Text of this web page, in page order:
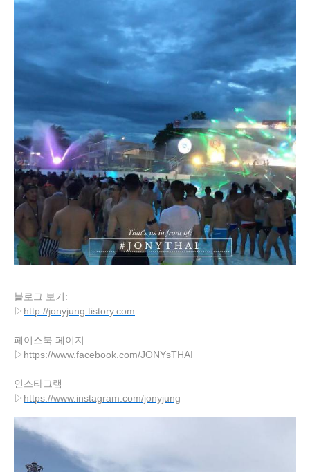
블로그 보기:
▷ http://jonyjung.tistory.com
페이스북 페이지:
▷ https://www.facebook.com/JONYsTHAI
인스타그램
▷ https://www.instagram.com/jonyjung